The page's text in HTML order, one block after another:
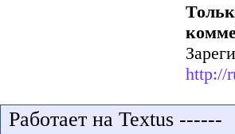
http://
Работает на Textus ------